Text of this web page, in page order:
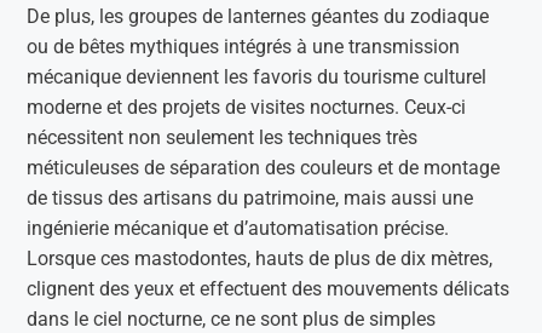
De plus, les groupes de lanternes géantes du zodiaque
ou de bêtes mythiques intégrés à une transmission
mécanique deviennent les favoris du tourisme culturel
moderne et des projets de visites nocturnes. Ceux-ci
nécessitent non seulement les techniques très
méticuleuses de séparation des couleurs et de montage
de tissus des artisans du patrimoine, mais aussi une
ingénierie mécanique et d’automatisation précise.
Lorsque ces mastodontes, hauts de plus de dix mètres,
clignent des yeux et effectuent des mouvements délicats
dans le ciel nocturne, ce ne sont plus de simples